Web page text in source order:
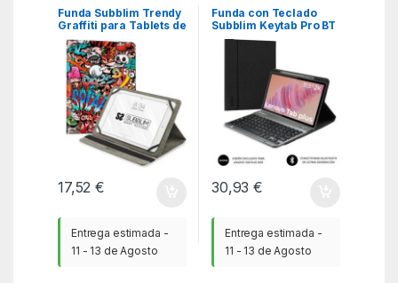
Funda Subblim Trendy
Graffiti para Tablets de
9.6″-11″
17,52€
Entrega estimada -
11 - 13 de Agosto
Funda con Teclado
Subblim Keytab Pro BT
Lenovo Tab 2025 11.5″/
30,93€
Entrega estimada -
11 - 13 de Agosto